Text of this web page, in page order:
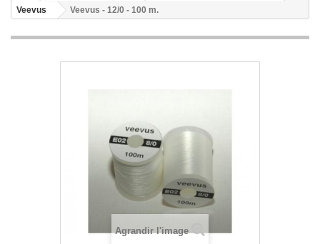
Veevus
Veevus - 12/0 - 100 m.
Agrandir l'image